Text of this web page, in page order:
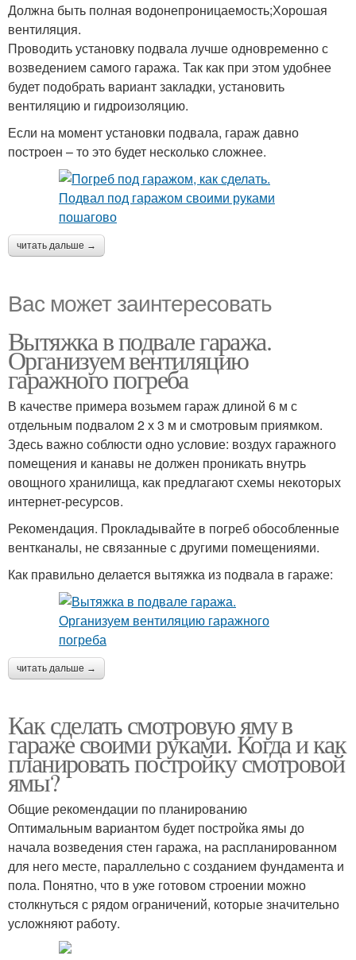
Должна быть полная водонепроницаемость;Хорошая
вентиляция.
Проводить установку подвала лучше одновременно с
возведением самого гаража. Так как при этом удобнее
будет подобрать вариант закладки, установить
вентиляцию и гидроизоляцию.
Если на момент установки подвала, гараж давно
построен – то это будет несколько сложнее.
читать дальше →
Вас может заинтересовать
Вытяжка в подвале гаража.
Организуем вентиляцию
гаражного погреба
В качестве примера возьмем гараж длиной 6 м с
отдельным подвалом 2 х 3 м и смотровым приямком.
Здесь важно соблюсти одно условие: воздух гаражного
помещения и канавы не должен проникать внутрь
овощного хранилища, как предлагают схемы некоторых
интернет-ресурсов.
Рекомендация. Прокладывайте в погреб обособленные
вентканалы, не связанные с другими помещениями.
Как правильно делается вытяжка из подвала в гараже:
читать дальше →
Как сделать смотровую яму в
гараже своими руками. Когда и как
планировать постройку смотровой
ямы?
Общие рекомендации по планированию
Оптимальным вариантом будет постройка ямы до
начала возведения стен гаража, на распланированном
для него месте, параллельно с созданием фундамента и
пола. Понятно, что в уже готовом строении можно
столкнуться с рядом ограничений, которые значительно
усложняют работу.